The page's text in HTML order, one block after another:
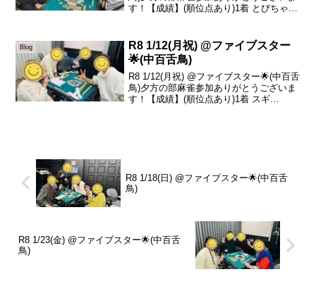
す！【成績】(順位点あり)1着 とびちゃん
タ...
Blog
R8 1/12(月祝) @ファイブスター
🌟(中百舌鳥)
R8 1/12(月祝) @ファイブスター🌟(中百舌
鳥)夕方の部麻雀参加ありがとうございま
す！【成績】(順位点あり)1着 スギ
R8 1/18(日) @ファイブスター🌟(中百舌
鳥)
R8 1/23(金) @ファイブスター🌟(中百舌
鳥)